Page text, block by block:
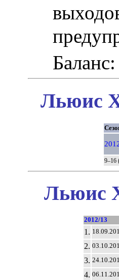
Льюис
9–16
Льюис
2012/13
1.
2.
3.
4.